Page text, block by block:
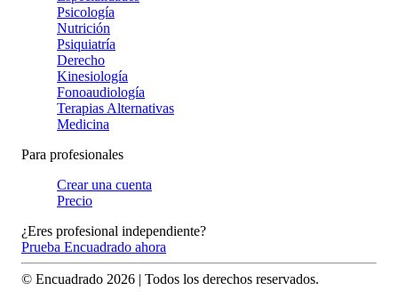
Psicología
Nutrición
Psiquiatría
Derecho
Kinesiología
Fonoaudiología
Terapias Alternativas
Medicina
Para profesionales
Crear una cuenta
Precio
¿Eres profesional independiente?
Prueba Encuadrado ahora
© Encuadrado 2026 | Todos los derechos reservados.